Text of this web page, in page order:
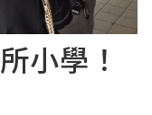
小學！